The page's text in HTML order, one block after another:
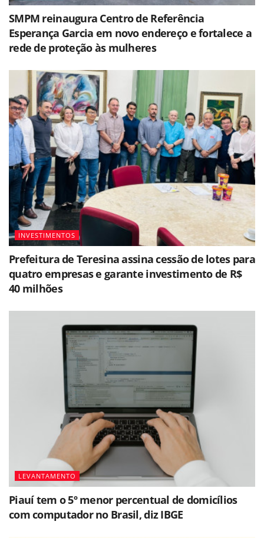
SMPM reinaugura Centro de Referência
Esperança Garcia em novo endereço e fortalece a
rede de proteção às mulheres
INVESTIMENTOS
Prefeitura de Teresina assina cessão de lotes para
quatro empresas e garante investimento de R$
40 milhões
LEVANTAMENTO
Piauí tem o 5º menor percentual de domicílios
com computador no Brasil, diz IBGE